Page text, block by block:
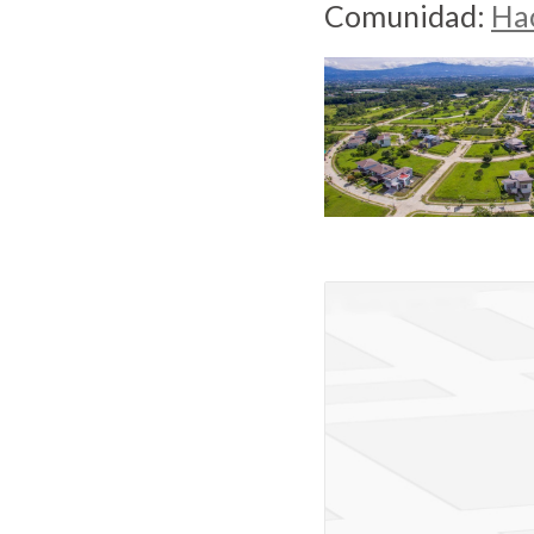
Comunidad: